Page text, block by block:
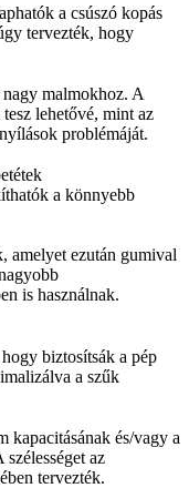
a csúszó kopás
tervezték, hogy
malmokhoz. A
lehetővé, mint az
problémáját.
a könnyebb
amelyet ezután gumival
is használnak.
biztosítsák a pép
a szűk
kapacitásának és/vagy a
szélességet az
tervezték.